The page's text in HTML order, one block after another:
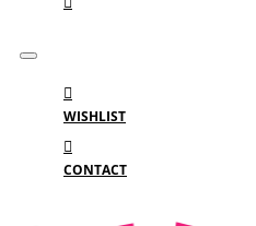
WISHLIST
CONTACT